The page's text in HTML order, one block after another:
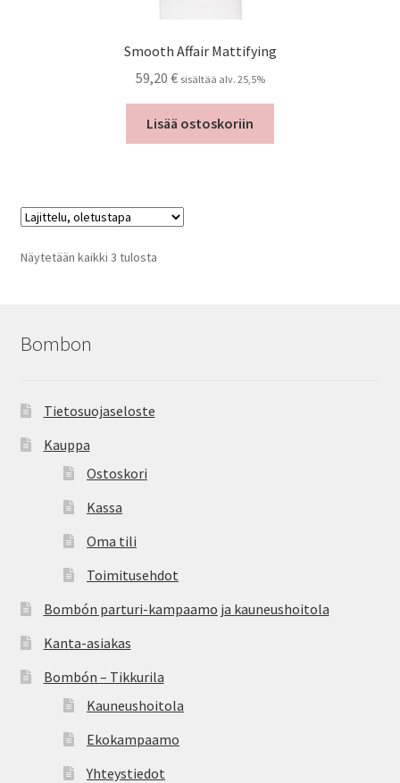
Smooth Affair Mattifying
59,20 € sisältää alv. 25,5%
Lisää ostoskoriin
Näytetään kaikki 3 tulosta
Bombon
Tietosuojaseloste
Kauppa
Ostoskori
Kassa
Oma tili
Toimitusehdot
Bombón parturi-kampaamo ja kauneushoitola
Kanta-asiakas
Bombón – Tikkurila
Kauneushoitola
Ekokampaamo
Yhteystiedot